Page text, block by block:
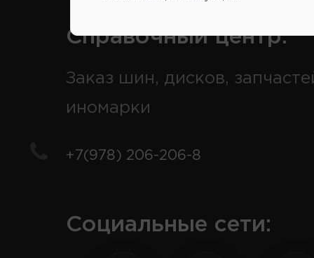
Справочный центр:
Заказ шин, дисков,
иномарки
+7(978) 206-206-8
Социальные сети: